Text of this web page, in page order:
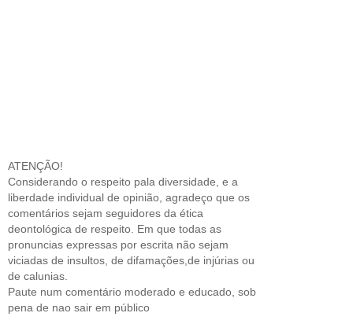
ATENÇÃO!
Considerando o respeito pala diversidade, e a
liberdade individual de opinião, agradeço que os
comentários sejam seguidores da ética
deontológica de respeito. Em que todas as
pronuncias expressas por escrita não sejam
viciadas de insultos, de difamações,de injúrias ou
de calunias.
Paute num comentário moderado e educado, sob
pena de nao sair em público